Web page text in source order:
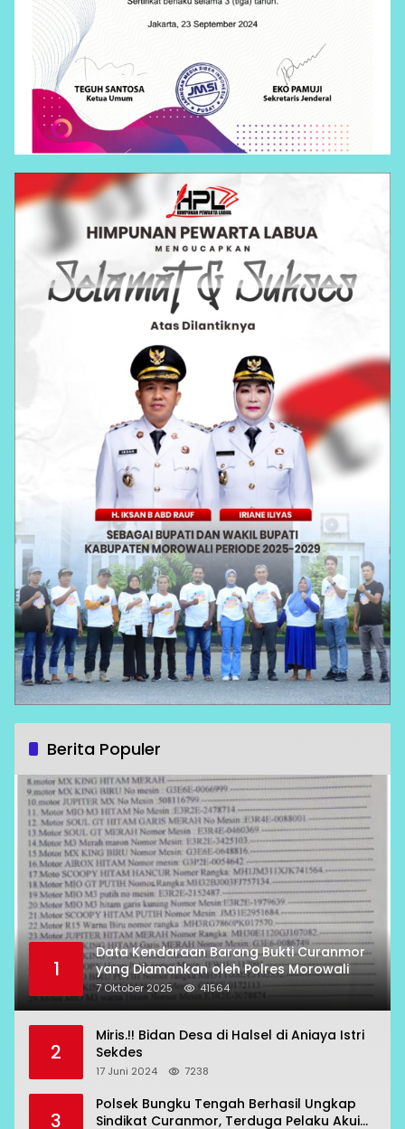
Berita Populer
1
Data Kendaraan Barang Bukti Curanmor
yang Diamankan oleh Polres Morowali
7 Oktober 2025 41564
2
Miris.!! Bidan Desa di Halsel di Aniaya Istri
Sekdes
17 Juni 2024 7238
3
Polsek Bungku Tengah Berhasil Ungkap
Sindikat Curanmor, Terduga Pelaku Akui